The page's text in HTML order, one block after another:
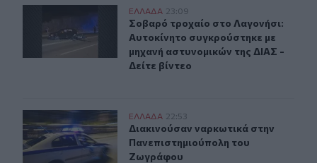
Σοβαρό τροχαίο στο Λαγονήσι: Αυτοκίνητο
ΕΛΛAΔΑ 23:09
Σοβαρό τροχαίο στο Λαγονήσι:
Σοβαρό τροχαίο στο Λαγονήσι:
Αυτοκίνητο συγκρούστηκε με
μηχανή αστυνομικών της ΔΙΑΣ -
Δείτε βίντεο
Διακινούσαν ναρκωτικά στην Πανεπιστημιούπολη
ΕΛΛAΔΑ 22:53
Διακινούσαν ναρκωτικά στην
Διακινούσαν ναρκωτικά στην
Πανεπιστημιούπολη του
Ζωγράφου